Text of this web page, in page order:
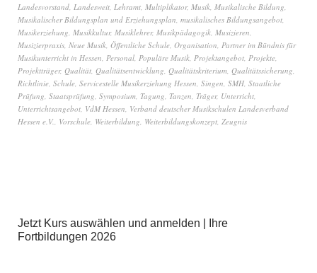
Landesvorstand, Landesweit, Lehramt, Multiplikator, Musik, Musikalische Bildung,
Musikalischer Bildungsplan und Erziehungsplan, musikalisches Bildungsangebot,
Musikerziehung, Musikkultur, Musiklehrer, Musikpädagogik, Musizieren,
Musizierpraxis, Neue Musik, Öffentliche Schule, Organisation, Partner im Bündnis für
Musikunterricht in Hessen, Personal, Populäre Musik, Projektangebot, Projekte,
Projektträger, Qualität, Qualitätsentwicklung, Qualitätskriterium, Qualitätssicherung,
Richtlinie, Schule, Servicestelle Musikerziehung Hessen, Singen, SMH, Staatliche
Prüfung, Staatsprüfung, Symposium, Tagung, Tanzen, Träger, Unterricht,
Unterrichtsangebot, VdM Hessen, Verband deutscher Musikschulen Landesverband
Hessen e.V., Vorschule, Weiterbildung, Weiterbildungskonzept, Zeugnis
Jetzt Kurs auswählen und anmelden | Ihre
Fortbildungen 2026